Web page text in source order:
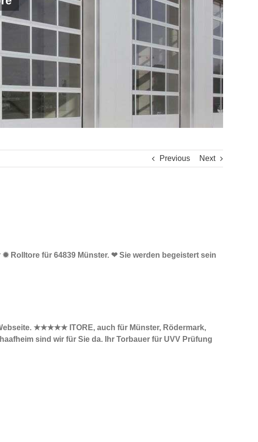
Previous Next
Rolltore für 64839 Münster. ❤ Sie werden begeistert sein
★★★★★ ITORE, auch für Münster, Rödermark,
sind wir für Sie da. Ihr Torbauer für UVV Prüfung